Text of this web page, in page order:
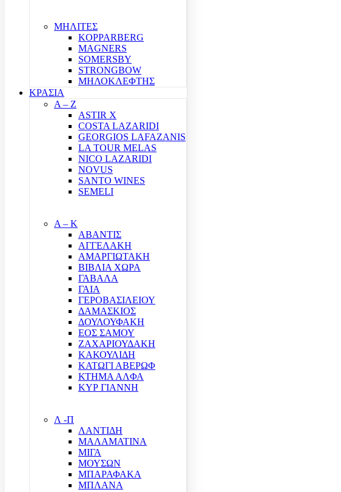
ΜΗΛΙΤΕΣ
KOPPARBERG
MAGNERS
SOMERSBY
STRONGBOW
ΜΗΛΟΚΛΕΦΤΗΣ
ΚΡΑΣΙΑ
A – Z
ASTIR X
COSTA LAZARIDI
GEORGIOS LAFAZANIS
LA TOUR MELAS
NICO LAZARIDI
NOVUS
SANTO WINES
SEMELI
Α – Κ
ΑΒΑΝΤΙΣ
ΑΓΓΕΛΑΚΗ
ΑΜΑΡΓΙΩΤΑΚΗ
ΒΙΒΛΙΑ ΧΩΡΑ
ΓΑΒΑΛΑ
ΓΑΙΑ
ΓΕΡΟΒΑΣΙΛΕΙΟΥ
ΔΑΜΑΣΚΙΟΣ
ΔΟΥΛΟΥΦΑΚΗ
ΕΟΣ ΣΑΜΟΥ
ΖΑΧΑΡΙΟΥΔΑΚΗ
ΚΑΚΟΥΛΙΔΗ
ΚΑΤΩΓΙ ΑΒΕΡΩΦ
ΚΤΗΜΑ ΑΛΦΑ
ΚΥΡ ΓΙΑΝΝΗ
Λ -Π
ΛΑΝΤΙΔΗ
ΜΑΛΑΜΑΤΙΝΑ
ΜΙΓΑ
ΜΟΥΣΩΝ
ΜΠΑΡΑΦΑΚΑ
ΜΠΛΑΝΑ